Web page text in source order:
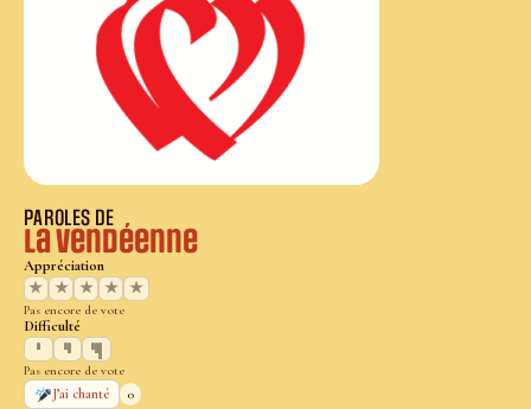
PAROLES DE
La Vendéenne
Appréciation
★
★ ★ ★ ★
Pas encore de vote
Difficulté
Pas encore de vote
J’ai chanté
0